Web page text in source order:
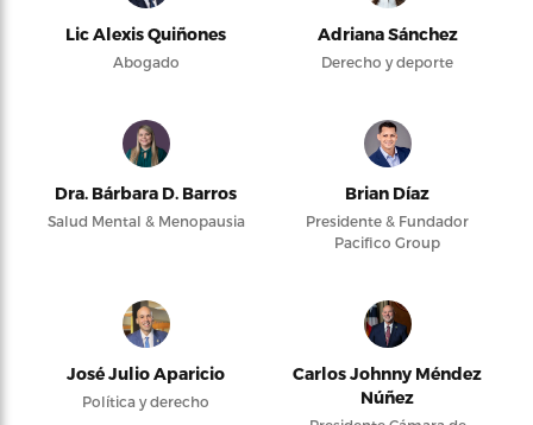
Lic Alexis Quiñones
Abogado
Adriana Sánchez
Derecho y deporte
Dra. Bárbara D. Barros
Salud Mental & Menopausia
Brian Díaz
Presidente & Fundador
Pacifico Group
José Julio Aparicio
Política y derecho
Carlos Johnny Méndez
Núñez